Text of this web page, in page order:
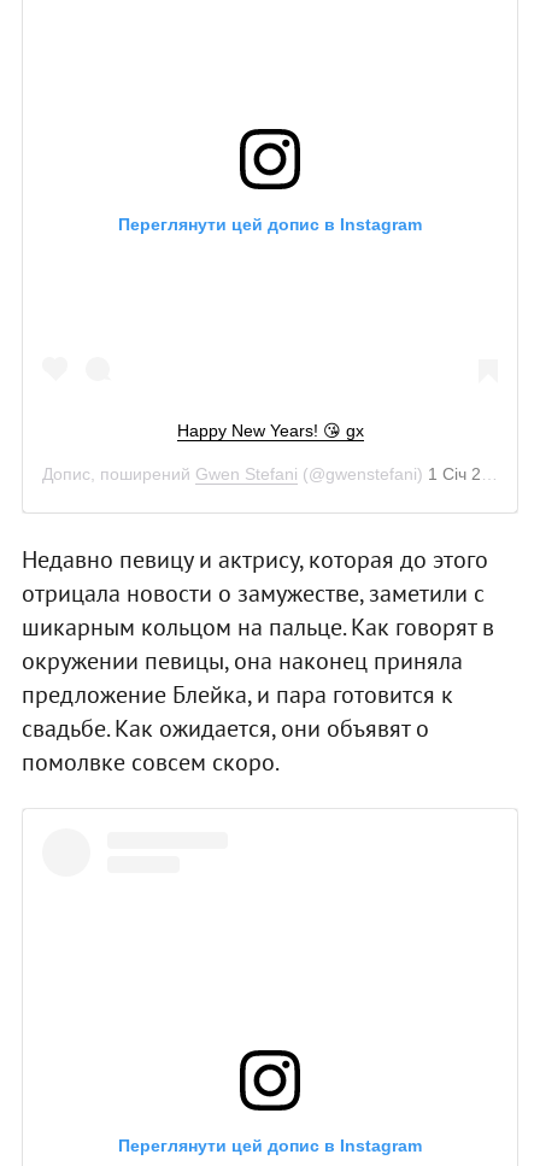
Переглянути цей допис в Instagram
Happy New Years! 😘 gx
Допис, поширений Gwen Stefani (@gwenstefani) 1 Січ 2019 р. о 12:37 PST
Недавно певицу и актрису, которая до этого
отрицала новости о замужестве, заметили с
шикарным кольцом на пальце. Как говорят в
окружении певицы, она наконец приняла
предложение Блейка, и пара готовится к
свадьбе. Как ожидается, они объявят о
помолвке совсем скоро.
Переглянути цей допис в Instagram